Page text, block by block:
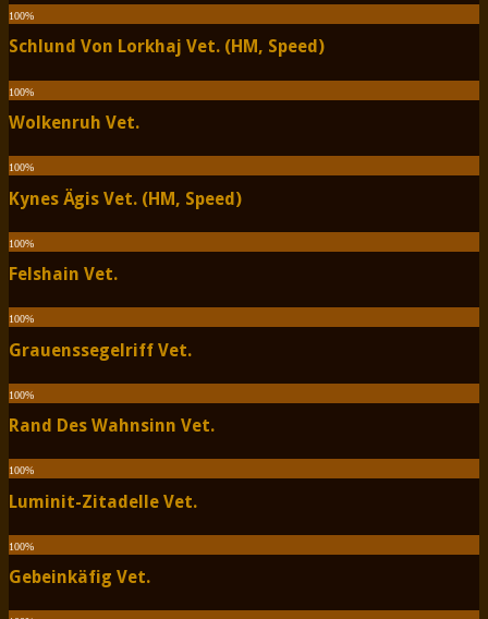
100%
Schlund Von Lorkhaj Vet. (HM, Speed)
100%
Wolkenruh Vet.
100%
Kynes Ägis Vet. (HM, Speed)
100%
Felshain Vet.
100%
Grauenssegelriff Vet.
100%
Rand Des Wahnsinn Vet.
100%
Luminit-Zitadelle Vet.
100%
Gebeinkäfig Vet.